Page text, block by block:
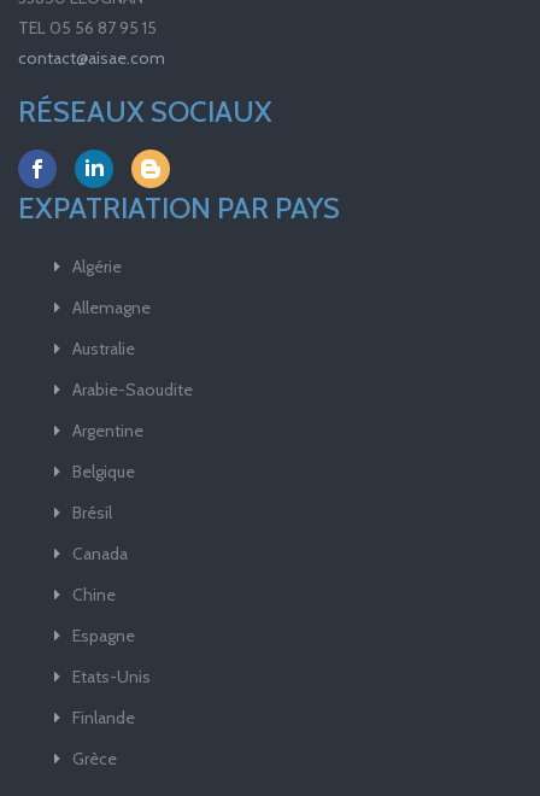
TEL 05 56 87 95 15
contact@aisae.com
RÉSEAUX SOCIAUX
EXPATRIATION PAR PAYS
Algérie
Allemagne
Australie
Arabie-Saoudite
Argentine
Belgique
Brésil
Canada
Chine
Espagne
Etats-Unis
Finlande
Grèce